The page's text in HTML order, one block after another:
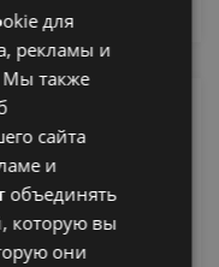
для
рекламы и
Мы также
сайта
и
объединять
которую вы
они